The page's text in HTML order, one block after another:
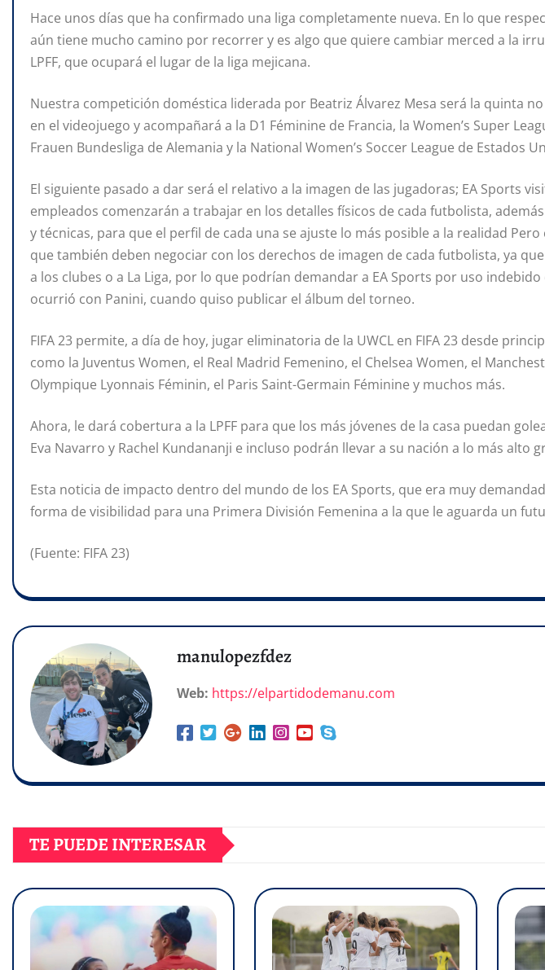
Hace unos días que ha confirmado una liga completamente nueva. En lo que
aún tiene mucho camino por recorrer y es algo que quiere cambiar merced a la
LPFF, que ocupará el lugar de la liga mejicana.
Nuestra competición doméstica liderada por Beatriz Álvarez Mesa será la quinta
en el videojuego y acompañará a la D1 Féminine de Francia, la Women’s Super
Frauen Bundesliga de Alemania y la National Women’s Soccer League de Estados
El siguiente pasado a dar será el relativo a la imagen de las jugadoras; EA Sports
empleados comenzarán a trabajar en los detalles físicos de cada futbolista,
y técnicas, para que el perfil de cada una se ajuste lo más posible a la realidad
que también deben negociar con los derechos de imagen de cada futbolista, ya
a los clubes o a La Liga, por lo que podrían demandar a EA Sports por uso indebido
ocurrió con Panini, cuando quiso publicar el álbum del torneo.
FIFA 23 permite, a día de hoy, jugar eliminatoria de la UWCL en FIFA 23 desde
como la Juventus Women, el Real Madrid Femenino, el Chelsea Women, el
Olympique Lyonnais Féminin, el Paris Saint-Germain Féminine y muchos más.
Ahora, le dará cobertura a la LPFF para que los más jóvenes de la casa puedan
Eva Navarro y Rachel Kundananji e incluso podrán llevar a su nación a lo más alto
Esta noticia de impacto dentro del mundo de los EA Sports, que era muy
forma de visibilidad para una Primera División Femenina a la que le aguarda un
(Fuente: FIFA 23)
manulopezfdez
Web: https://elpartidodemanu.com
TE PUEDE INTERESAR